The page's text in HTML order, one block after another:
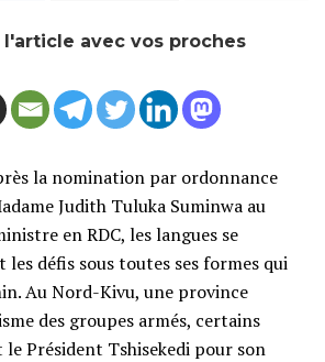
l'article avec vos proches
la nomination par ordonnance
Judith Tuluka Suminwa au
en RDC, les langues se
les défis sous toutes ses formes qui
Au Nord-Kivu, une province
des groupes armés, certains
Président Tshisekedi pour son